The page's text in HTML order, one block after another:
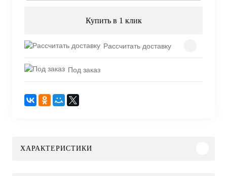
Купить в 1 клик
Рассчитать доставку
Под заказ
ХАРАКТЕРИСТИКИ